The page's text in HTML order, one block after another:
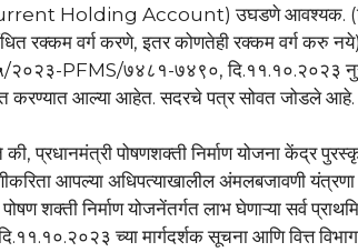
Holding Account) उघडणे आवश्यक.
रक्कम वर्ग करणे, इतर कोणतेही रक्कम वर्ग करु
PFMS/७४८१-७४९०, दि.११.१०.२०२३
करण्यात आल्या आहेत. सदरचे पत्र सोवत जोडले आहे.
प्रधानमंत्री पोषणशक्ती निर्माण योजना केंद्र
आपल्या अधिपत्याखालील अंमलबजावणी
शक्ती निर्माण योजनेंतर्गत लाभ घेणाऱ्या सर्व
च्या मार्गदर्शक सूचना आणि वित्त